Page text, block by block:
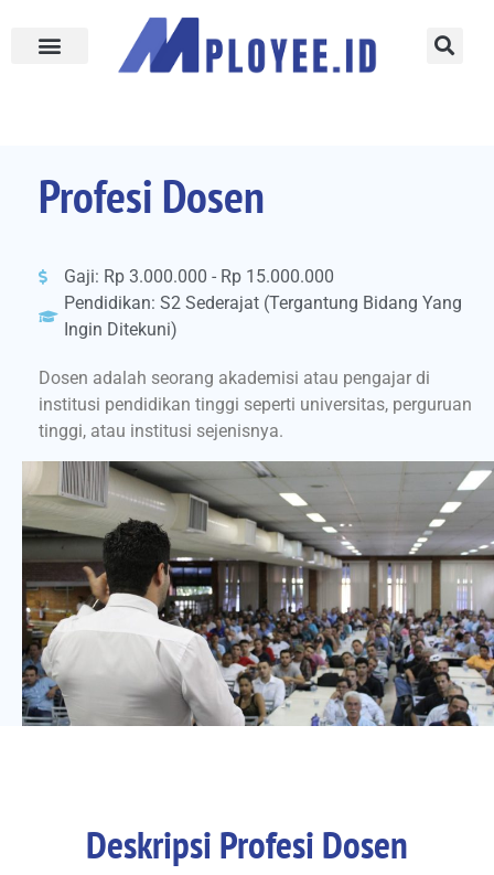
Profesi Dosen
Gaji: Rp 3.000.000 - Rp 15.000.000
Pendidikan: S2 Sederajat (Tergantung Bidang Yang
Ingin Ditekuni)
Dosen adalah seorang akademisi atau pengajar di
institusi pendidikan tinggi seperti universitas, perguruan
tinggi, atau institusi sejenisnya.
Deskripsi Profesi Dosen